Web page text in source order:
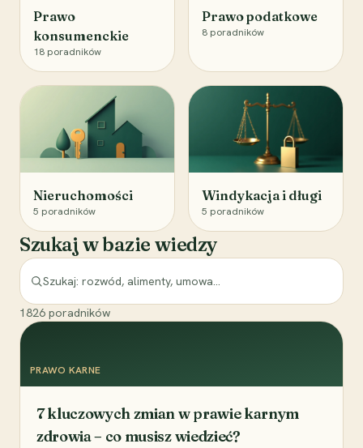
Prawo
konsumenckie
18 poradników
Prawo podatkowe
8 poradników
Nieruchomości
5 poradników
Windykacja i długi
5 poradników
Szukaj w bazie wiedzy
1826 poradników
PRAWO KARNE
7 kluczowych zmian w prawie karnym
zdrowia – co musisz wiedzieć?